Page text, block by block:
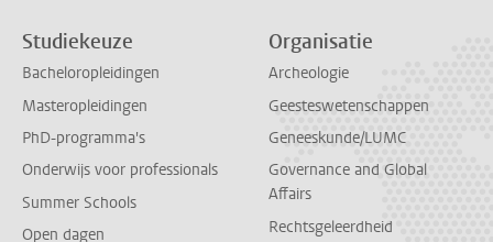
Studiekeuze
Bacheloropleidingen
Masteropleidingen
PhD-programma's
Onderwijs voor professionals
Summer Schools
Open dagen
Organisatie
Archeologie
Geesteswetenschappen
Geneeskunde/LUMC
Governance and Global
Affairs
Rechtsgeleerdheid